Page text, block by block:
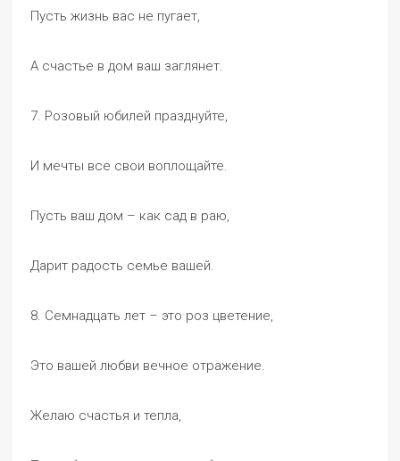
Пусть жизнь вас не пугает,
А счастье в дом ваш заглянет.
7. Розовый юбилей празднуйте,
И мечты все свои воплощайте.
Пусть ваш дом – как сад в раю,
Дарит радость семье вашей.
8. Семнадцать лет – это роз цветение,
Это вашей любви вечное отражение.
Желаю счастья и тепла,